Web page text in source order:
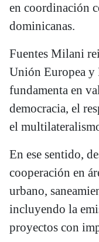
en coordinación
dominicanas.
Fuentes Milani
Unión Europea y
fundamenta en
democracia, el
el
En ese sentido,
cooperación en
urbano,
incluyendo la
proyectos con